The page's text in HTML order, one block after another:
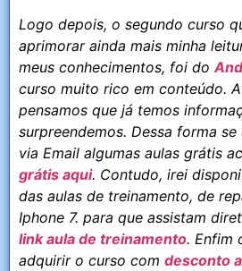
Logo depois, o segundo curso
aprimorar ainda mais minha
meus conhecimentos, foi do
curso muito rico em conteúdo.
pensamos que já temos
surpreendemos. Dessa forma
via Email algumas aulas grátis
grátis aqui. Contudo, irei
das aulas de treinamento, de
Iphone 7. para que assistam
link aula de treinamento. Enfim
adquirir o curso com desconto